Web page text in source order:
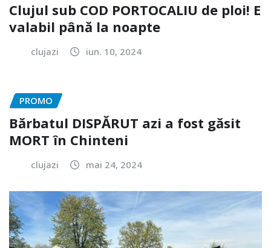
Clujul sub COD PORTOCALIU de ploi! E
valabil până la noapte
clujazi iun. 10, 2024
PROMO
Bărbatul DISPĂRUT azi a fost găsit
MORT în Chinteni
clujazi mai 24, 2024